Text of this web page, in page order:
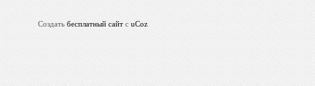
Создать бесплатный сайт с uCoz